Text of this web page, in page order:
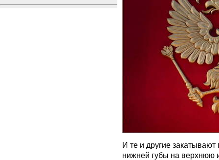
И те и другие закатывают
нижней губы на верхнюю